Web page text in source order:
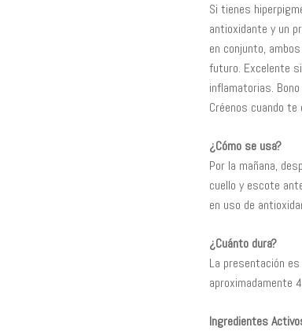
Si tienes
antioxidante y un
en conjunto,
futuro. Excelente
inflamatorias.
Créenos cuando te
¿Cómo se usa?
Por la mañana,
cuello y escote
en uso de
¿Cuánto dura?
La presentación
aproximadamente
Ingredientes